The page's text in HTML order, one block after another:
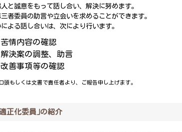
と誠意をもって話し合い、解決に努めます。
者委員の助言や立会いを求めることができます。
よる話し合いは、次により行います。
情内容の確認
決案の調整、助言
善事項等の確認
もしくは文書で責任者より、ご報告申し上げます。
正化委員｣の紹介